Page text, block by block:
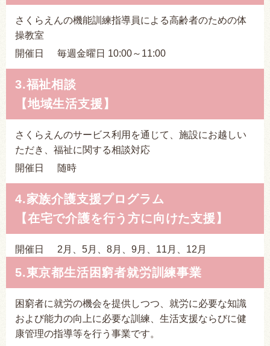
さくらえんの機能訓練指導員による高齢者のための体
操教室
開催日
毎週金曜日 10:00～11:00
3.福祉相談
【地域生活支援】
さくらえんのサービス利用を通じて、施設にお越しい
ただき、福祉に関する相談対応
開催日
随時
4.家族介護支援プログラム
【在宅で介護を行う方に向けた支援】
開催日 2月、5月、8月、9月、11月、12月
5.東京都生活困窮者就労訓練事業
困窮者に就労の機会を提供しつつ、就労に必要な知識
および能力の向上に必要な訓練、生活支援ならびに健
康管理の指導等を行う事業です。